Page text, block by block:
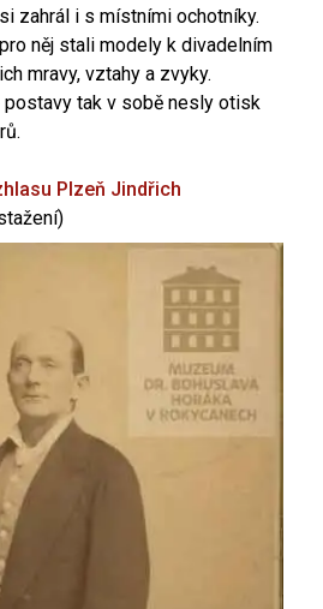
zahrál i s místními ochotníky.
něj stali modely k divadelním
mravy, vztahy a zvyky.
tak v sobě nesly otisk
Plzeň Jindřich